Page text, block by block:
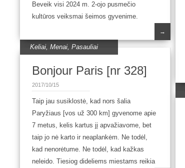
Beveik visi 2024 m. 2-ojo pusmečio
kultūros veiksmai šeimos gyvenime.
→
Keliai,Menai,Pasauliai
Bonjour Paris [nr 328]
2017/10/15
Taip jau susiklostė, kad nors šalia
Paryžiaus [vos už 300 km] gyvenome apie
7 metus, kelis kartus jį apvažiavome, bet
taip jo nė karto ir neaplankėm. Ne todėl,
kad nenorėtume. Ne todėl, kad kažkas
neleido. Tiesiog dideliems miestams reikia